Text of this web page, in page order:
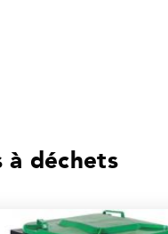
à déchets